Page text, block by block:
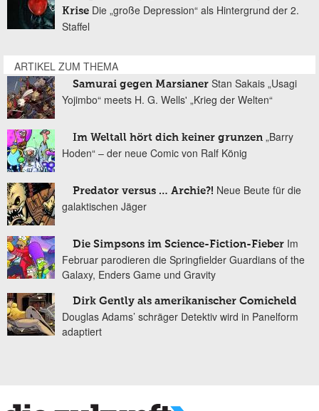
Krise Die „große Depression“ als Hintergrund der 2.
Staffel
ARTIKEL ZUM THEMA
Samurai gegen Marsianer Stan Sakais „Usagi
Yojimbo“ meets H. G. Wells' „Krieg der Welten“
Im Weltall hört dich keiner grunzen „Barry
Hoden“ – der neue Comic von Ralf König
Predator versus … Archie?! Neue Beute für die
galaktischen Jäger
Die Simpsons im Science-Fiction-Fieber Im
Februar parodieren die Springfielder Guardians of the
Galaxy, Enders Game und Gravity
Dirk Gently als amerikanischer Comicheld
Douglas Adams’ schräger Detektiv wird in Panelform
adaptiert